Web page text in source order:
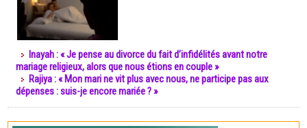
Inayah : « Je pense au divorce du fait d’infidélités avant notre
mariage religieux, alors que nous étions en couple »
Rajiya : « Mon mari ne vit plus avec nous, ne participe pas aux
dépenses : suis-je encore mariée ? »